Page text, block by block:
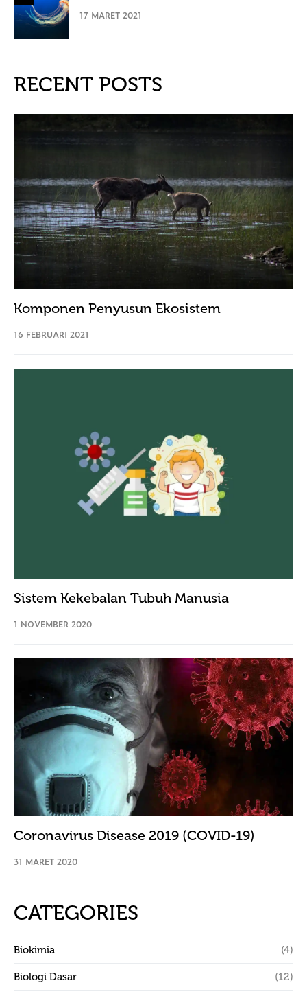
17 MARET 2021
RECENT POSTS
Komponen Penyusun Ekosistem
16 FEBRUARI 2021
Sistem Kekebalan Tubuh Manusia
1 NOVEMBER 2020
Coronavirus Disease 2019 (COVID-19)
31 MARET 2020
CATEGORIES
Biokimia (4)
Biologi Dasar (12)